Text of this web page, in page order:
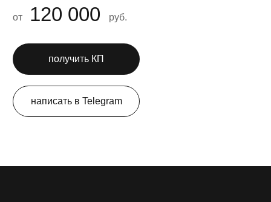
получить КП
написать в Telegram
от 120 000 руб.